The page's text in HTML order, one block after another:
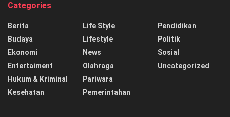
Categories
Berita
Budaya
Ekonomi
Entertaiment
Hukum & Kriminal
Kesehatan
Life Style
Lifestyle
News
Olahraga
Pariwara
Pemerintahan
Pendidikan
Politik
Sosial
Uncategorized